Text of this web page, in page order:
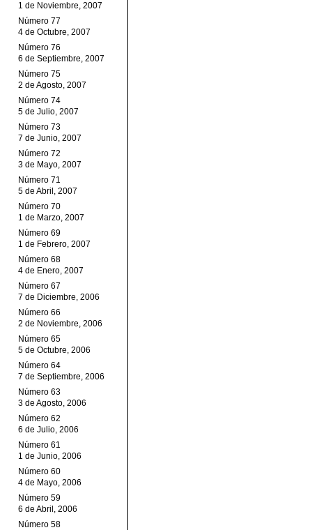
1 de Noviembre, 2007
Número 77
4 de Octubre, 2007
Número 76
6 de Septiembre, 2007
Número 75
2 de Agosto, 2007
Número 74
5 de Julio, 2007
Número 73
7 de Junio, 2007
Número 72
3 de Mayo, 2007
Número 71
5 de Abril, 2007
Número 70
1 de Marzo, 2007
Número 69
1 de Febrero, 2007
Número 68
4 de Enero, 2007
Número 67
7 de Diciembre, 2006
Número 66
2 de Noviembre, 2006
Número 65
5 de Octubre, 2006
Número 64
7 de Septiembre, 2006
Número 63
3 de Agosto, 2006
Número 62
6 de Julio, 2006
Número 61
1 de Junio, 2006
Número 60
4 de Mayo, 2006
Número 59
6 de Abril, 2006
Número 58